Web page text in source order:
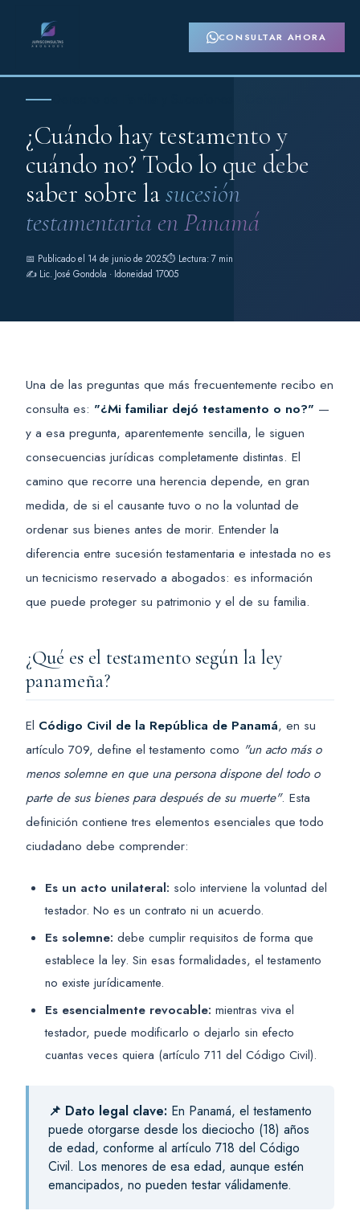
CONSULTAR AHORA
¿Cuándo hay testamento y
cuándo no? Todo lo que debe
saber sobre lasucesión
testamentaria en Panamá
📅 Publicado el 14 de junio de 2025⏱ Lectura: 7 min
✍️ Lic. José Gondola · Idoneidad 17005
Una de las preguntas que más frecuentemente recibo en
consulta es: "¿Mi familiar dejó testamento o no?" —
y a esa pregunta, aparentemente sencilla, le siguen
consecuencias jurídicas completamente distintas. El
camino que recorre una herencia depende, en gran
medida, de si el causante tuvo o no la voluntad de
ordenar sus bienes antes de morir. Entender la
diferencia entre sucesión testamentaria e intestada no es
un tecnicismo reservado a abogados: es información
que puede proteger su patrimonio y el de su familia.
¿Qué es el testamento según la ley
panameña?
El Código Civil de la República de Panamá, en su
artículo 709, define el testamento como "un acto más o
menos solemne en que una persona dispone del todo o
parte de sus bienes para después de su muerte". Esta
definición contiene tres elementos esenciales que todo
ciudadano debe comprender:
Es un acto unilateral: solo interviene la voluntad del
testador. No es un contrato ni un acuerdo.
Es solemne: debe cumplir requisitos de forma que
establece la ley. Sin esas formalidades, el testamento
no existe jurídicamente.
Es esencialmente revocable: mientras viva el
testador, puede modificarlo o dejarlo sin efecto
cuantas veces quiera (artículo 711 del Código Civil).
📌 Dato legal clave: En Panamá, el testamento
puede otorgarse desde los dieciocho (18) años
de edad, conforme al artículo 718 del Código
Civil. Los menores de esa edad, aunque estén
emancipados, no pueden testar válidamente.